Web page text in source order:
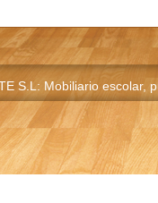
S.L: Mobiliario escolar,